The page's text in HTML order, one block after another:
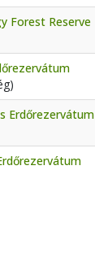
Forest Reserve
Erdőrezervátum